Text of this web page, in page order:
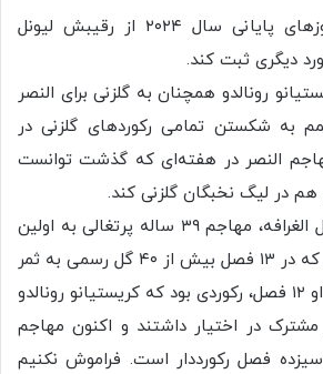
رونالدو توانست در روزهای پایانی سال ۲۰۲۴ از رقیبش لیونل
دیگری ثبت کند.
رونالدو همچنان به گلزنی برای النصر
به شکستن تمامی رکوردهای گلزنی در
النصر در هفته‌ای که گذشت توانست
در لیگ نخبگان گلزنی کند.
به لطف دو گل او مقابل الغرافه، مهاجم ۳۹ ساله پرتغالی به اولین
فوتبالیستی تبدیل شد که در ۱۳ فصل بیش از ۴۰ گل رسمی به ثمر
رسانده است. پیش از او ۱۲ فصل، رکوردی بود که کریستیانو رونالدو
در اختیار داشتند و اکنون مهاجم
سیزده فصل رکورددار است. فراموش نکنیم